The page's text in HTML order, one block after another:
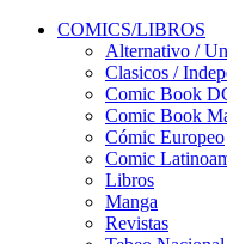
COMICS/LIBROS
Alternativo /
Clasicos /
Comic Book
Comic Book
Cómic Europeo
Comic
Libros
Manga
Revistas